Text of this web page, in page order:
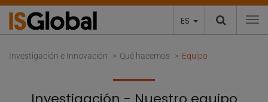
ES
Investigación e Innovación Qué hacemos Equipo